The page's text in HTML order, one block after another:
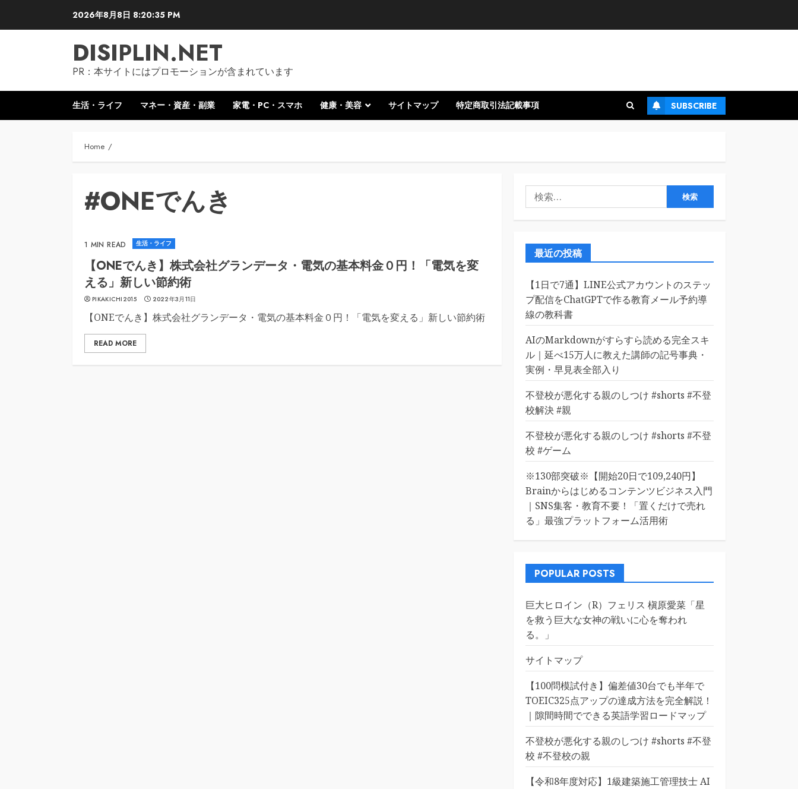
2026年8月8日 8:20:35 PM
DISIPLIN.NET
PR：本サイトにはプロモーションが含まれています
生活・ライフ マネー・資産・副業 家電・PC・スマホ 健康・美容 サイトマップ 特定商取引法記載事項 SUBSCRIBE
Home
#ONEでんき
1 MIN READ 生活・ライフ
【ONEでんき】株式会社グランデータ・電気の基本料金０円！「電気を変
える」新しい節約術
PIKAKICHI2015 2022年3月11日
【ONEでんき】株式会社グランデータ・電気の基本料金０円！「電気を変える」新しい節約術
READ MORE
検
索:
最近の投稿
【1日で7通】LINE公式アカウントのステッ
プ配信をChatGPTで作る教育メール予約導
線の教科書
AIのMarkdownがすらすら読める完全スキ
ル｜延べ15万人に教えた講師の記号事典・
実例・早見表全部入り
不登校が悪化する親のしつけ #shorts #不登
校解決 #親
不登校が悪化する親のしつけ #shorts #不登
校 #ゲーム
※130部突破※【開始20日で109,240円】
Brainからはじめるコンテンツビジネス入門
｜SNS集客・教育不要！「置くだけで売れ
る」最強プラットフォーム活用術
POPULAR POSTS
巨大ヒロイン（R）フェリス 槇原愛菜「星
を救う巨大な女神の戦いに心を奪われ
る。」
サイトマップ
【100問模試付き】偏差値30台でも半年で
TOEIC325点アップの達成方法を完全解説！
｜隙間時間でできる英語学習ロードマップ
不登校が悪化する親のしつけ #shorts #不登
校 #不登校の親
【令和8年度対応】1級建築施工管理技士 AI